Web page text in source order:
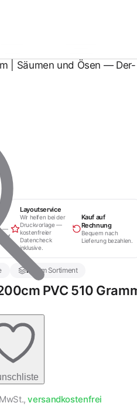
—
auf
Layoutservice
Wir helfen bei der
Druckvorlage —
kostenfreier
Datencheck
inklusive.
Kauf auf
Rechnung
Bequem nach
Lieferung bezahlen.
Neu im Sortiment
PVC 510
versandkostenfrei